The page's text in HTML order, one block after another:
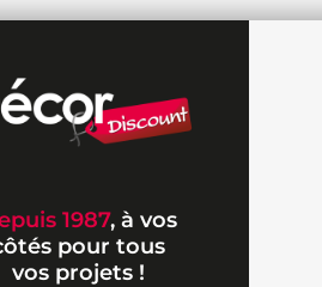
1987, à vos
pour tous
vos projets !